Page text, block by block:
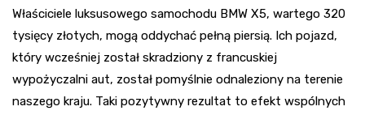
Właściciele luksusowego samochodu BMW X5, wartego 320
tysięcy złotych, mogą oddychać pełną piersią. Ich pojazd,
który wcześniej został skradziony z francuskiej
wypożyczalni aut, został pomyślnie odnaleziony na terenie
naszego kraju. Taki pozytywny rezultat to efekt wspólnych